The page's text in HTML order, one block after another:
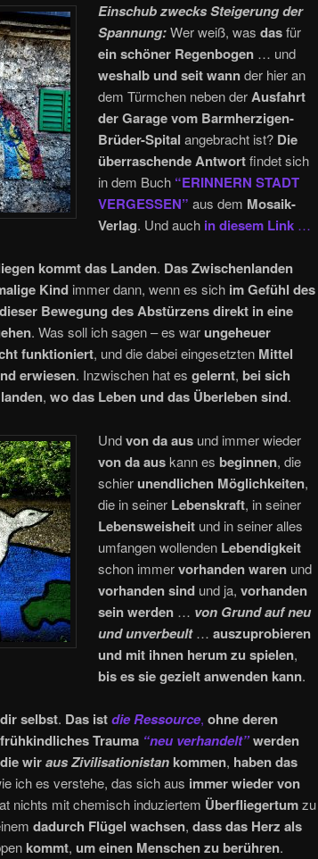
Einschub zwecks Steigerung der
Spannung:Wer weiß, wasdasfür
ein schöner Regenbogen … und
weshalb und seit wannder hier an
dem Türmchen neben der Ausfahrt
der Garage vom Barmherzigen-
Brüder-Spital angebracht ist? Die
überraschende Antwortfindet sich
in dem Buch “ERINNERN STADT
VERGESSEN” aus dem Mosaik-
Verlag. Und auch in diesem Link …
kommt das Landen. Das Zwischenlanden
Kind immer dann, wenn es sich im Gefühl des
Bewegung des Abstürzens direkt in eine
. Was soll ich sagen – es war ungeheuer
funktioniert, und die dabei eingesetzten Mittel
erwiesen. Inzwischen hat es gelernt, bei sich
, wo das Leben und das Überleben sind.
Undvon da aus und immer wieder
von da aus kann es beginnen, die
schier unendlichen Möglichkeiten,
die in seiner Lebenskraft, in seiner
Lebensweisheit und in seiner alles
umfangen wollenden Lebendigkeit
schon immervorhanden waren und
vorhanden sind und ja,vorhanden
sein werden … von Grund auf neu
und unverbeult…auszuprobieren
und mit ihnen herum zu spielen,
bis es sie gezielt anwenden kann.
selbst. Das istdie Ressource, ohne deren
Trauma “neu verhandelt”werden
die wiraus Zivilisationistan kommen, haben das
ich es verstehe, das sich aus immer wieder von
nichts mit chemisch induziertem Überfliegertumzu
dadurch Flügel wachsen, dass das Herz als
kommt, um einen Menschen zu berühren.